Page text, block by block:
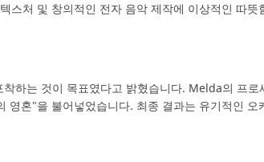
스처 및 창의적인 전자 음악 제작에 이상적인 따
하는 것이 목표였다고 밝혔습니다. Melda의 프로
혼"을 불어넣었습니다. 최종 결과는 유기적인 오